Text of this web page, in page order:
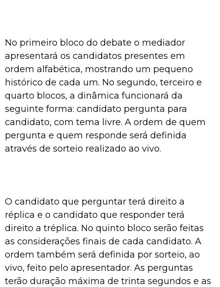
No primeiro bloco do debate o mediador
apresentará os candidatos presentes em
ordem alfabética, mostrando um pequeno
histórico de cada um. No segundo, terceiro e
quarto blocos, a dinâmica funcionará da
seguinte forma: candidato pergunta para
candidato, com tema livre. A ordem de quem
pergunta e quem responde será definida
através de sorteio realizado ao vivo.
O candidato que perguntar terá direito a
réplica e o candidato que responder terá
direito a tréplica. No quinto bloco serão feitas
as considerações finais de cada candidato. A
ordem também será definida por sorteio, ao
vivo, feito pelo apresentador. As perguntas
terão duração máxima de trinta segundos e as